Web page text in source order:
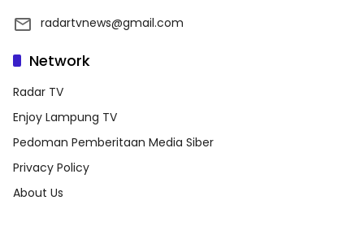
radartvnews@gmail.com
Network
Radar TV
Enjoy Lampung TV
Pedoman Pemberitaan Media Siber
Privacy Policy
About Us